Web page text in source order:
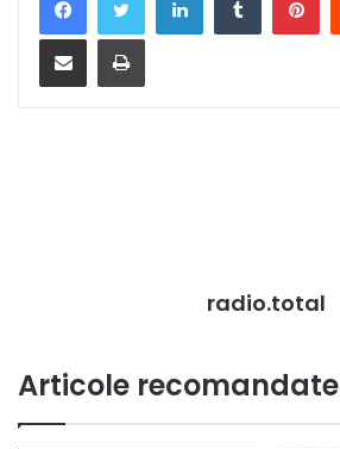
Distribuie prin mail Tipărește
radio.total
Articole recomandate